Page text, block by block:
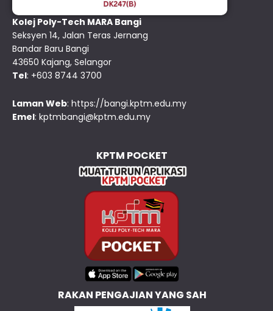
Kolej Poly-Tech MARA Bangi
Seksyen 14, Jalan Teras Jernang
Bandar Baru Bangi
43650 Kajang, Selangor
Tel: +603 8744 3700
Laman Web: https://bangi.kptm.edu.my
Emel: kptmbangi@kptm.edu.my
KPTM POCKET
RAKAN PENGAJIAN YANG SAH